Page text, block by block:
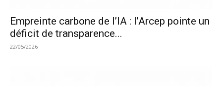
Empreinte carbone de l’IA : l’Arcep pointe un
déficit de transparence...
22/05/2026